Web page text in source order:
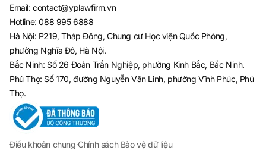
Email:contact@yplawfirm.vn
Hotline:088 995 6888
Hà Nội: P219, Tháp Đông, Chung cư Học viện Quốc Phòng,
phường Nghĩa Đô, Hà Nội.
Bắc Ninh: Số 26 Đoàn Trần Nghiệp, phường Kinh Bắc, Bắc Ninh.
Phú Thọ: Số 170, đường Nguyễn Văn Linh, phường Vĩnh Phúc, Phú
Thọ.
Điều khoản chung·Chính sách Bảo vệ dữ liệu